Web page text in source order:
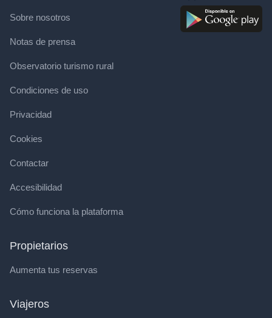
Sobre nosotros
Notas de prensa
Observatorio turismo rural
Condiciones de uso
Privacidad
Cookies
Contactar
Accesibilidad
Cómo funciona la plataforma
Propietarios
Aumenta tus reservas
Viajeros